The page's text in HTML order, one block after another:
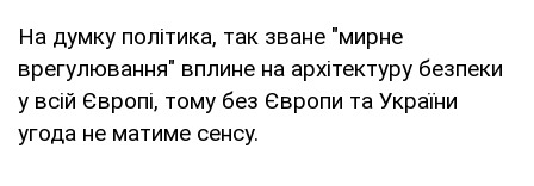
На думку політика, так зване "мирне
врегулювання" вплине на архітектуру безпеки
у всій Європі, тому без Європи та України
угода не матиме сенсу.